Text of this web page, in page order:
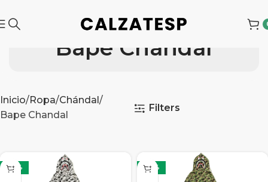
Bape Chandal
Inicio Ropa Chándal
Bape Chandal
Filters
-42% -42%